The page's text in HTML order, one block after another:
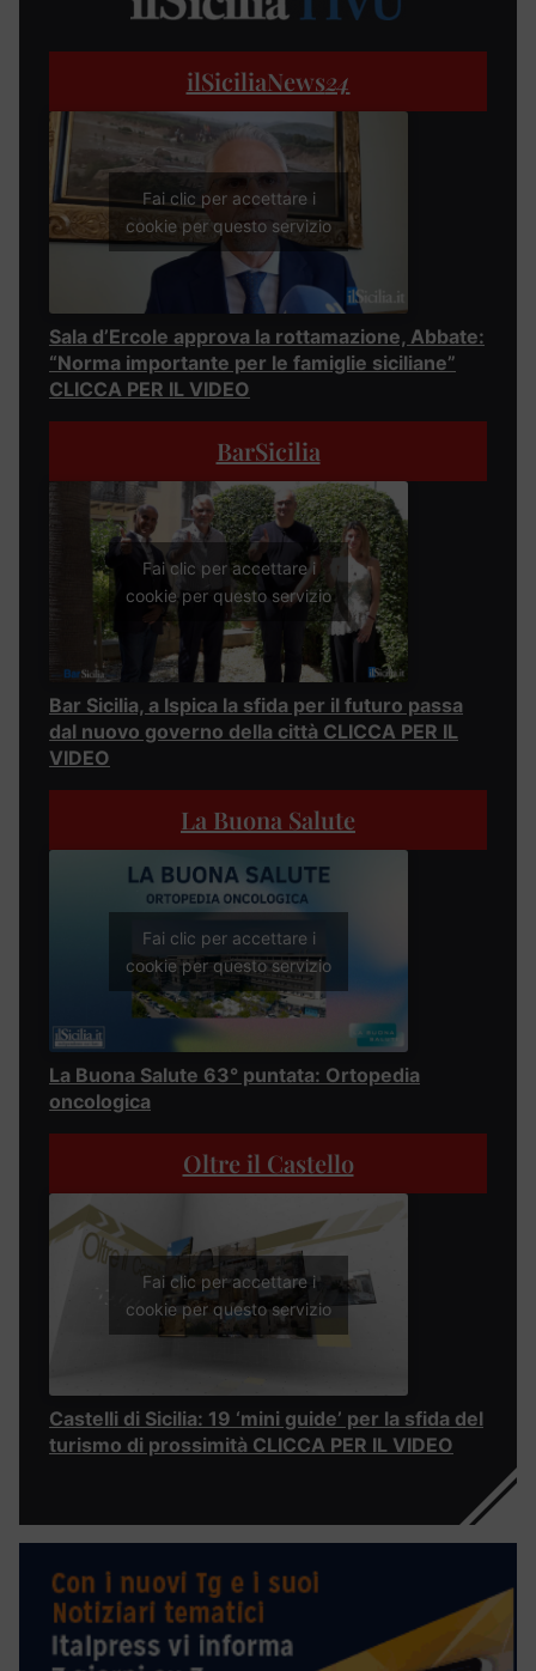
ilSiciliaNews24
Fai clic per accettare i
cookie per questo servizio
Sala d’Ercole approva la rottamazione, Abbate:
“Norma importante per le famiglie siciliane”
CLICCA PER IL VIDEO
BarSicilia
Fai clic per accettare i
cookie per questo servizio
Bar Sicilia, a Ispica la sfida per il futuro passa
dal nuovo governo della città CLICCA PER IL
VIDEO
La Buona Salute
Fai clic per accettare i
cookie per questo servizio
La Buona Salute 63° puntata: Ortopedia
oncologica
Oltre il Castello
Fai clic per accettare i
cookie per questo servizio
Castelli di Sicilia: 19 ‘mini guide’ per la sfida del
turismo di prossimità CLICCA PER IL VIDEO